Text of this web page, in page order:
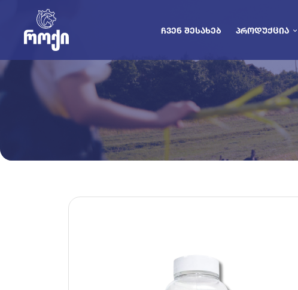
ᲩᲕᲔᲜ ᲨᲔᲡᲐᲮᲔᲑ ᲞᲠᲝᲓᲣᲥᲪᲘᲐ